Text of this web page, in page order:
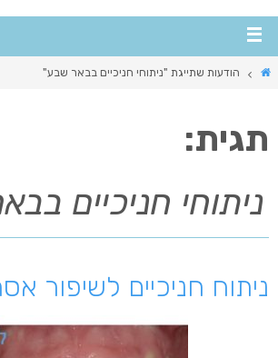
הודעות שתייגת "ניתוחי חניכיים בבאר שבע"
תגית:
ניתוחי חניכיים
ניתוח חניכיים לשיפור